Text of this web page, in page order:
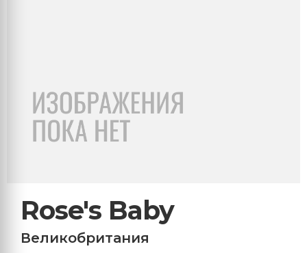
Rose's Baby
Великобритания